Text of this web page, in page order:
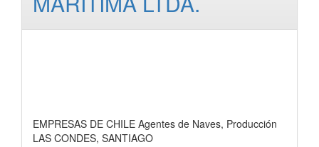
EMPRESAS DE CHILE Agentes de Naves, Producción
LAS CONDES, SANTIAGO